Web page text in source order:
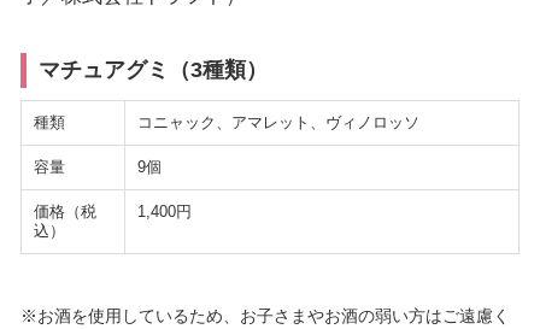
マチュアグミ（3種類）
種類 コニャック、アマレット、ヴィノロッソ
容量 9個
価格（税
込）
1,400円
※お酒を使用しているため、お子さまやお酒の弱い方はご遠慮く